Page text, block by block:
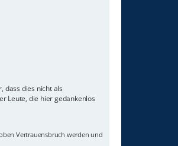
dass dies nicht als
Leute, die hier gedankenlos
Vertrauensbruch werden und